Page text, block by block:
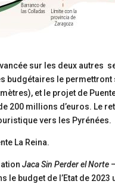
sur les deux
le permettront
et le projet de
200 millions d’euros. Le
vers les Pyrénées.
Jaca Sin Perder el Norte
le budget de l’Etat de